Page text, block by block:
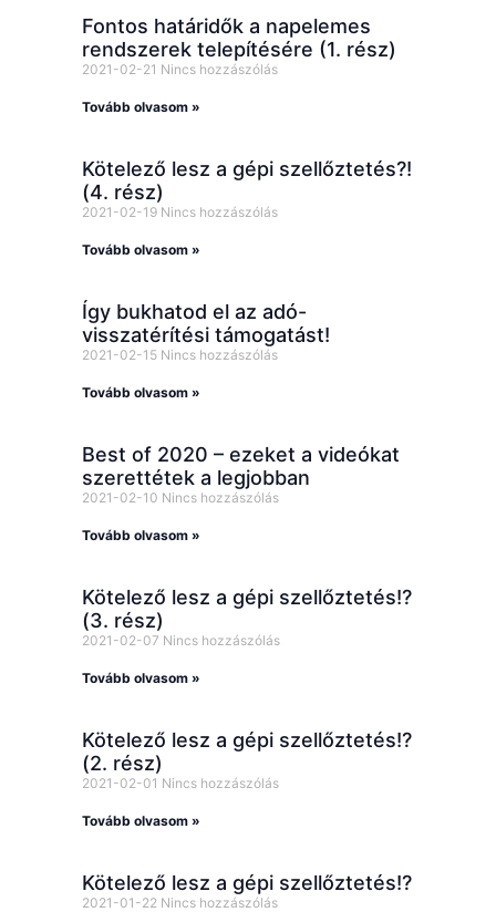
Fontos határidők a napelemes
rendszerek telepítésére (1. rész)
2021-02-21 Nincs hozzászólás
Tovább olvasom »
Kötelező lesz a gépi szellőztetés?!
(4. rész)
2021-02-19 Nincs hozzászólás
Tovább olvasom »
Így bukhatod el az adó-
visszatérítési támogatást!
2021-02-15 Nincs hozzászólás
Tovább olvasom »
Best of 2020 – ezeket a videókat
szerettétek a legjobban
2021-02-10 Nincs hozzászólás
Tovább olvasom »
Kötelező lesz a gépi szellőztetés!?
(3. rész)
2021-02-07 Nincs hozzászólás
Tovább olvasom »
Kötelező lesz a gépi szellőztetés!?
(2. rész)
2021-02-01 Nincs hozzászólás
Tovább olvasom »
Kötelező lesz a gépi szellőztetés!?
2021-01-22 Nincs hozzászólás